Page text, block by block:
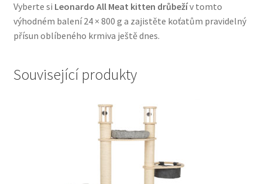
Vyberte si Leonardo All Meat kitten drůbežív tomto
výhodném balení 24 × 800 g a zajistěte koťatům pravidelný
přísun oblíbeného krmiva ještě dnes.
Související produkty